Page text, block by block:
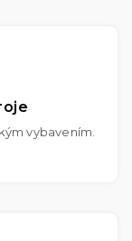
vybavením.